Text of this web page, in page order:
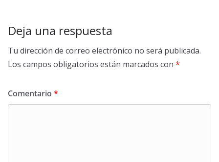
Deja una respuesta
Tu dirección de correo electrónico no será publicada.
Los campos obligatorios están marcados con *
Comentario *